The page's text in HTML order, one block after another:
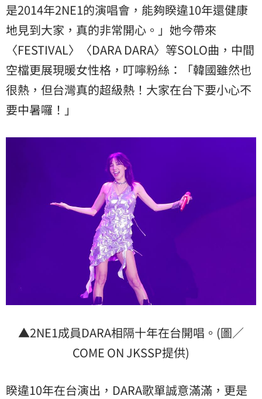
是2014年2NE1的演唱會，能夠睽違10年還健康
地見到大家，真的非常開心。」她今帶來
〈FESTIVAL〉〈DARA DARA〉等SOLO曲，中間
空檔更展現暖女性格，叮嚀粉絲：「韓國雖然也
很熱，但台灣真的超級熱！大家在台下要小心不
要中暑囉！」
▲2NE1成員DARA相隔十年在台開唱。(圖／
COME ON JKSSP提供)
睽違10年在台演出，DARA歌單誠意滿滿，更是